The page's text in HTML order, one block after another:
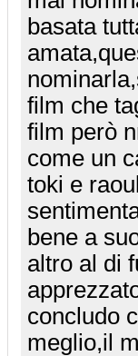
basata
film che
film però
come un
toki e
bene a
altro al di
concludo
meglio,il